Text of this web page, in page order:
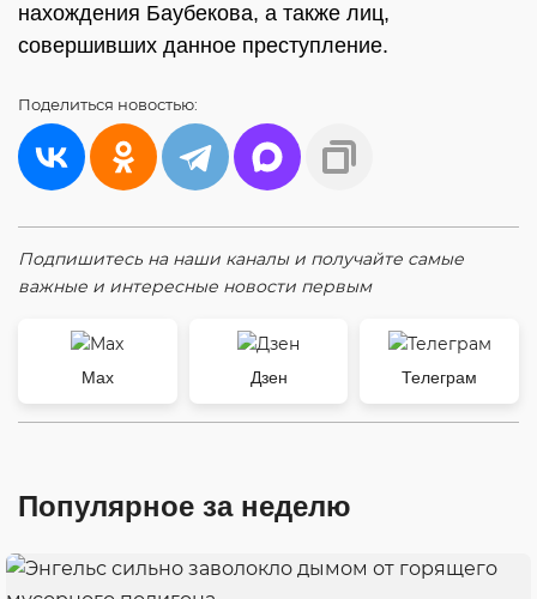
нахождения Баубекова, а также лиц,
совершивших данное преступление.
Поделиться новостью:
Подпишитесь на наши каналы и получайте самые
важные и интересные новости первым
Max Дзен Телеграм
Популярное за неделю